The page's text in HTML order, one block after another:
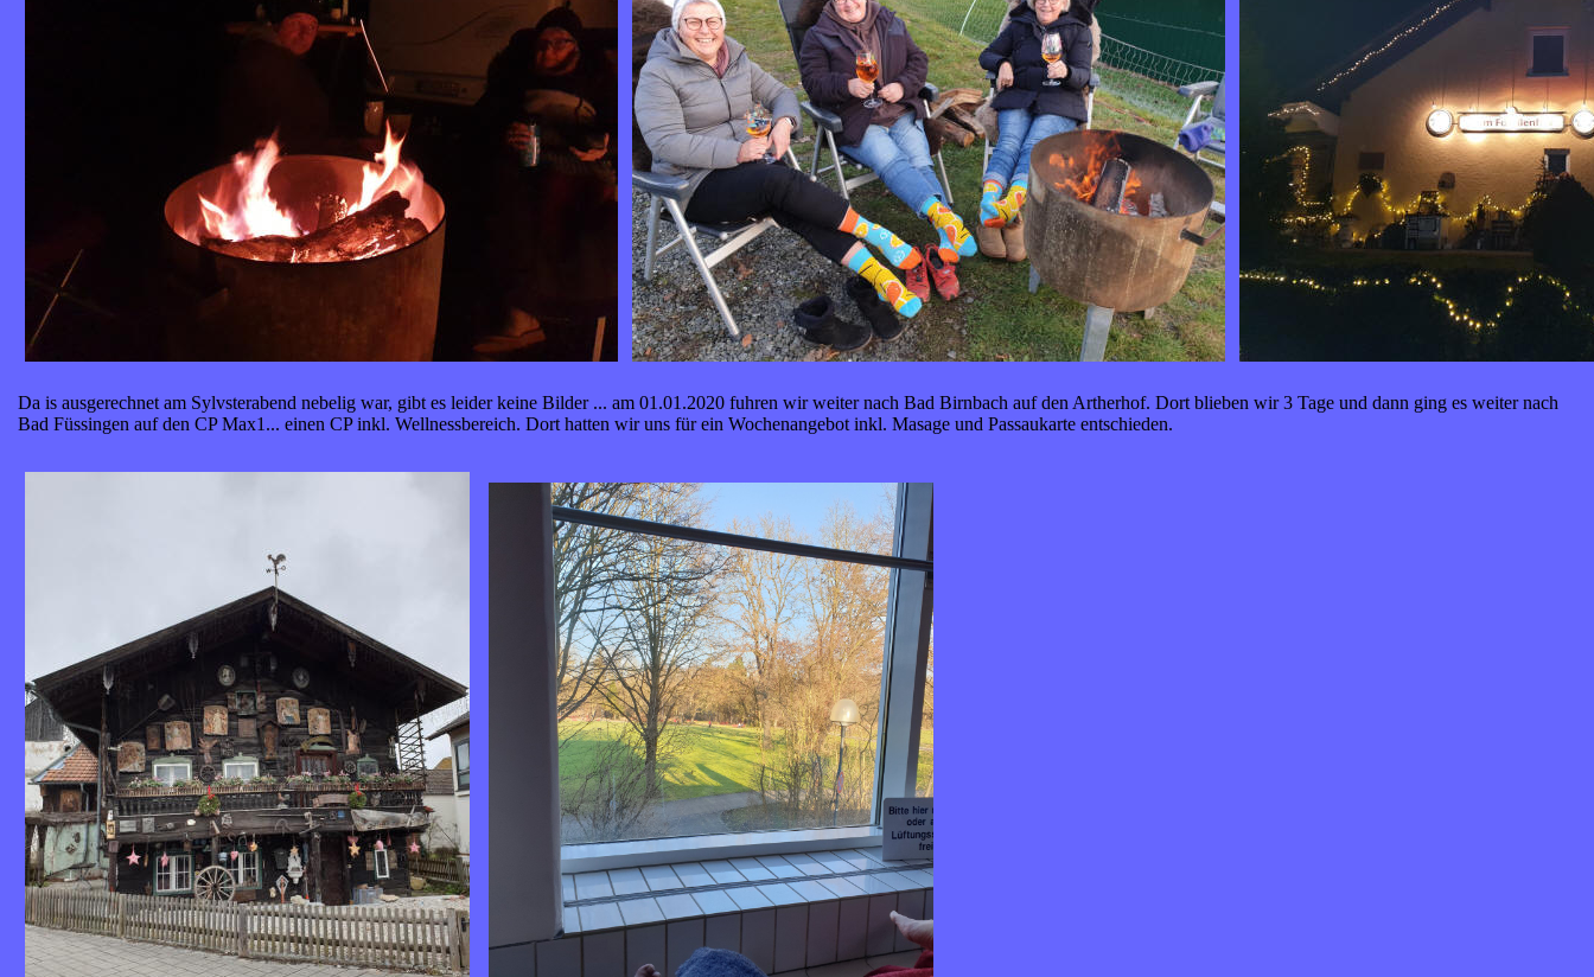
Da is ausgerechnet am Sylvsterabend nebelig war, gibt es leider keine Bilder ... am 01.01.2020 fuhren wir weiter nach Bad Birnbach auf den Artherhof. Dort blieben wir 3 Tage und dann ging es weiter nach
Bad Füssingen auf den CP Max1... einen CP inkl. Wellnessbereich. Dort hatten wir uns für ein Wochenangebot inkl. Masage und Passaukarte entschieden.